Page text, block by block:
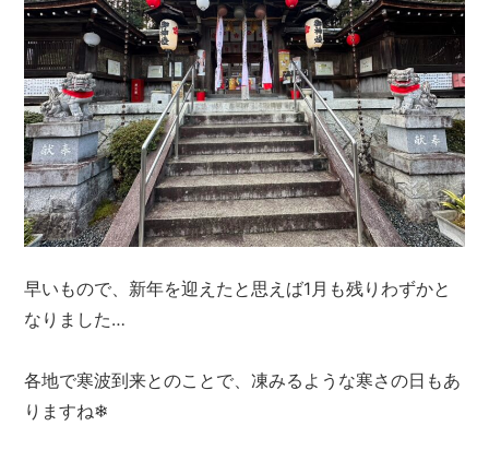
早いもので、新年を迎えたと思えば1月も残りわずかと
なりました…
各地で寒波到来とのことで、凍みるような寒さの日もあ
りますね❄